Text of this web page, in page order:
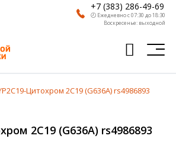
+7 (383) 286-49-69
🕗 Ежедневно с 07:30 до 18:30
Воскресенье: выходной
Цитохром 2C19 (G636A) rs4986893
2C19 (G636A) rs4986893